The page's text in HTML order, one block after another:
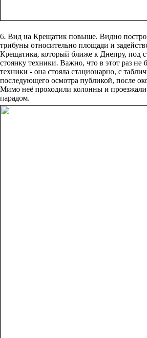
6. Вид на Крещатик повыше. Видно
трибуны относительно площади и
Крещатика, который ближе к Днепру, под
стоянку техники. Важно, что в этот раз не
техники - она стояла стационарно, с
последующего осмотра публикой, после
Мимо неё проходили колонны и
парадом.